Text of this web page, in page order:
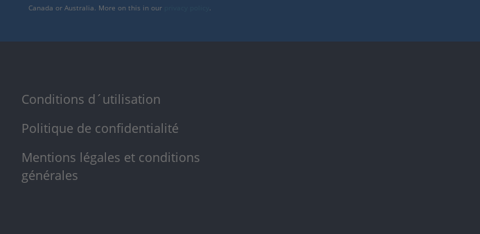
Canada or Australia. More on this in our
Conditions d´utilisation
Politique de confidentialité
Mentions légales et conditions
générales